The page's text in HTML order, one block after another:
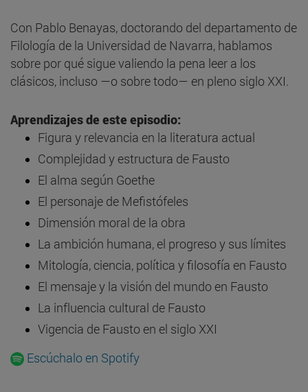
Con Pablo Benayas, doctorando del departamento de
Filología de la Universidad de Navarra, hablamos
sobre por qué sigue valiendo la pena leer a los
clásicos, incluso —o sobre todo— en pleno siglo XXI.
Aprendizajes de este episodio:
Figura y relevancia en la literatura actual
Complejidad y estructura de Fausto
El alma según Goethe
El personaje de Mefistófeles
Dimensión moral de la obra
La ambición humana, el progreso y sus límites
Mitología, ciencia, política y filosofía en Fausto
El mensaje y la visión del mundo en Fausto
La influencia cultural de Fausto
Vigencia de Fausto en el siglo XXI
Escúchalo en Spotify